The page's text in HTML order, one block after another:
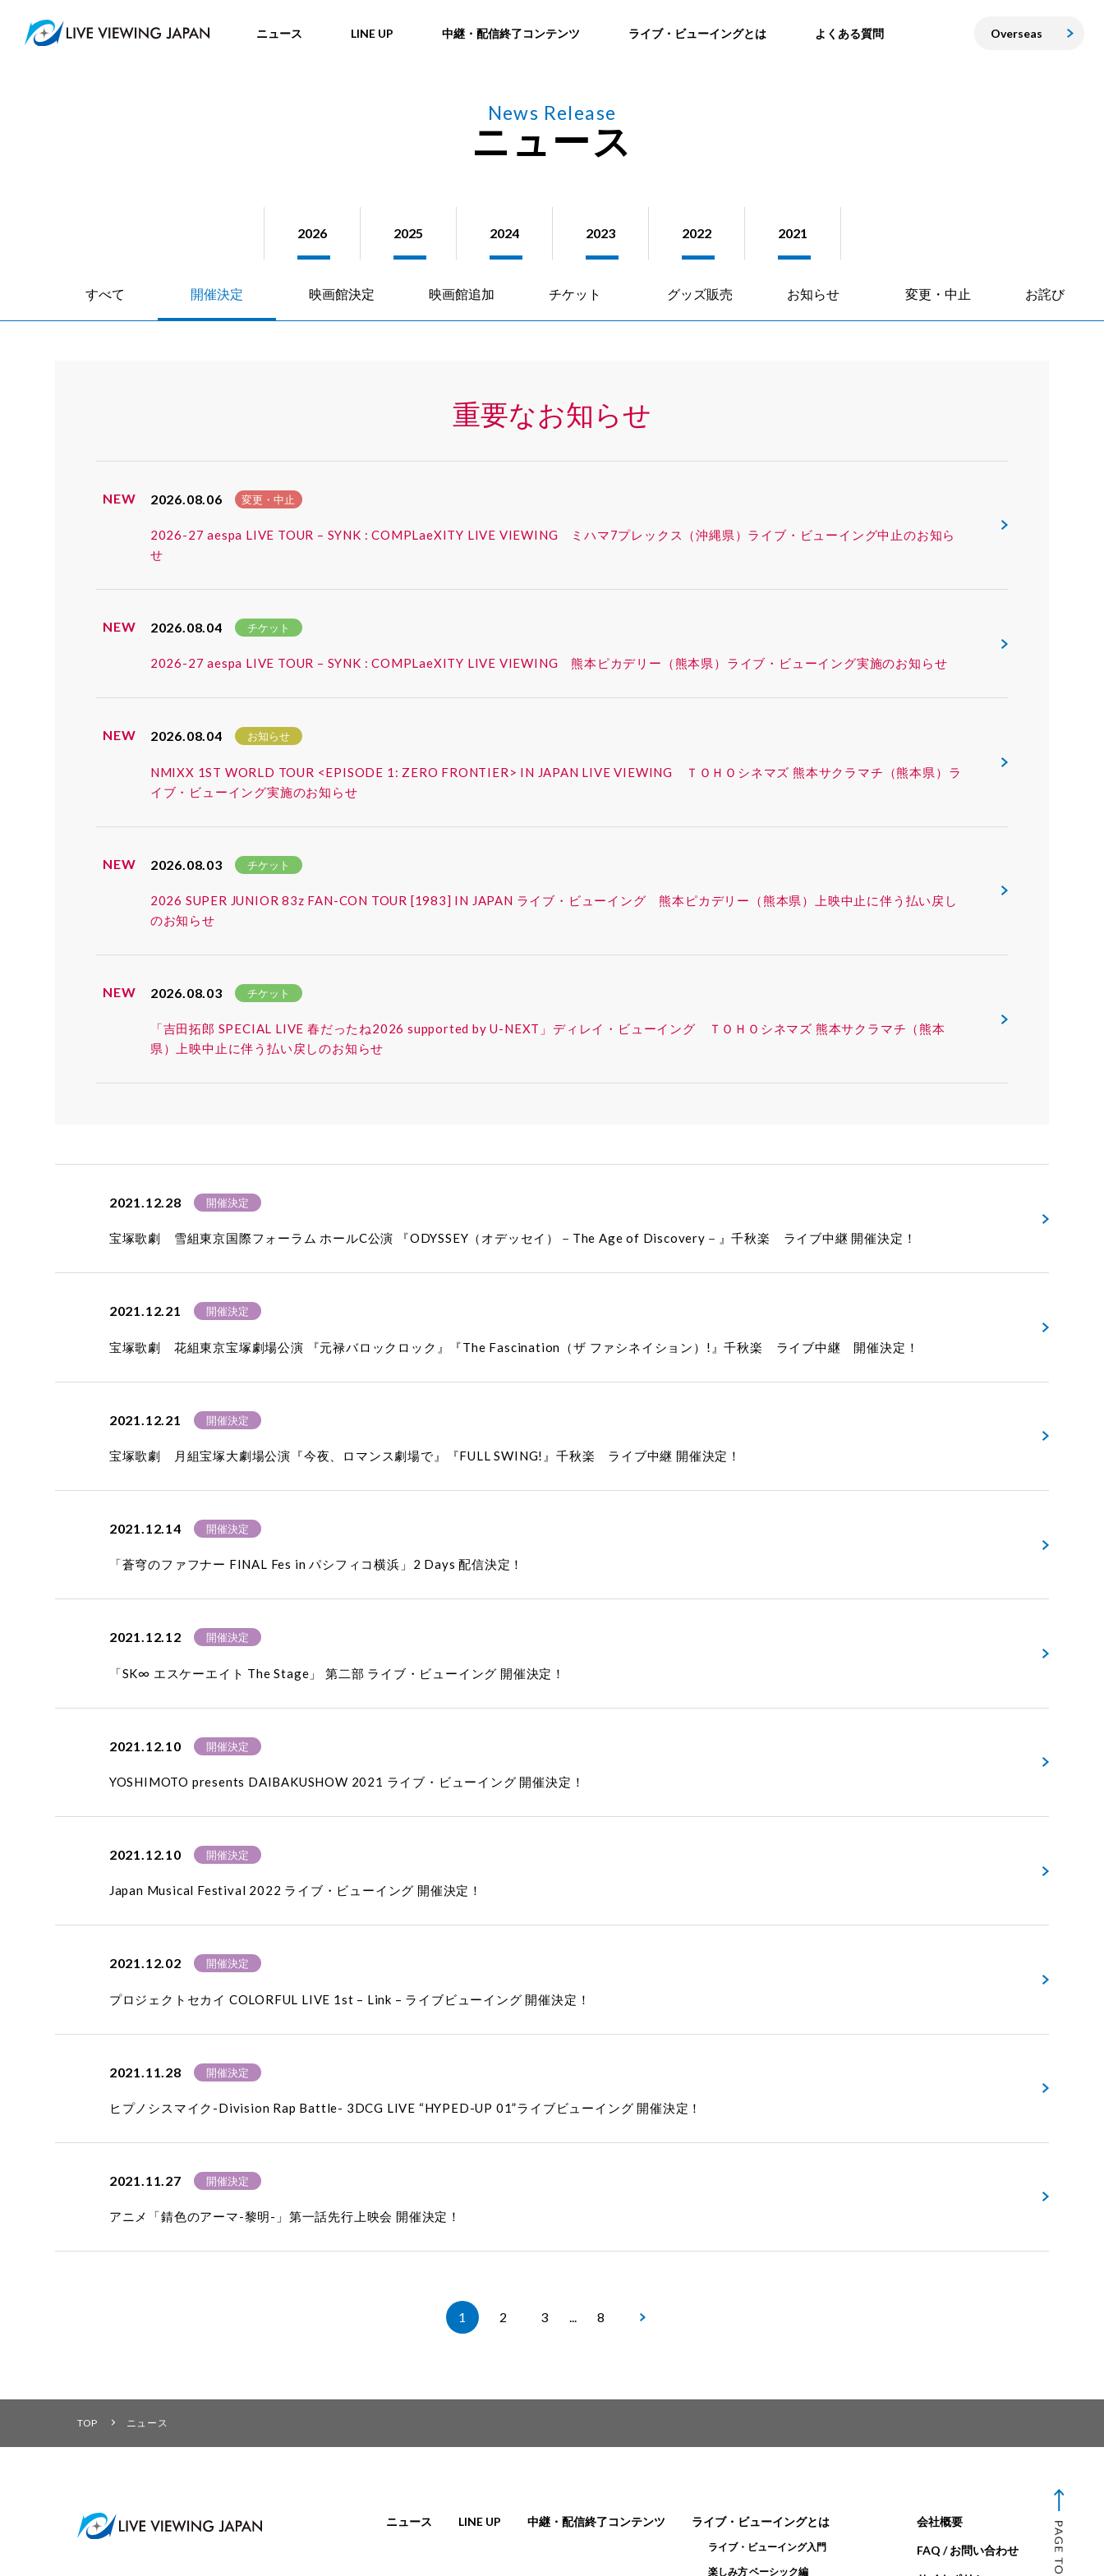
ニュース LINE UP 中継・配信終了コンテンツ ライブ・ビューイングとは よくある質問 Overseas
News Release
ニュース
2026 2025 2024 2023 2022 2021
すべて 開催決定 映画館決定 映画館追加 チケット グッズ販売 お知らせ 変更・中止 お詫び
重要なお知らせ
NEW 2026.08.06 変更・中止
2026-27 aespa LIVE TOUR – SYNK : COMPLaeXITY LIVE VIEWING ミハマ7プレックス（沖縄県）ライブ・ビューイング中止のお知ら
せ
NEW 2026.08.04 チケット
2026-27 aespa LIVE TOUR – SYNK : COMPLaeXITY LIVE VIEWING 熊本ピカデリー（熊本県）ライブ・ビューイング実施のお知らせ
NEW 2026.08.04 お知らせ
NMIXX 1ST WORLD TOUR <EPISODE 1: ZERO FRONTIER> IN JAPAN LIVE VIEWING ＴＯＨＯシネマズ 熊本サクラマチ（熊本県）ラ
イブ・ビューイング実施のお知らせ
NEW 2026.08.03 チケット
2026 SUPER JUNIOR 83z FAN-CON TOUR [1983] IN JAPAN ライブ・ビューイング 熊本ピカデリー（熊本県）上映中止に伴う払い戻し
のお知らせ
NEW 2026.08.03 チケット
「吉田拓郎 SPECIAL LIVE 春だったね2026 supported by U-NEXT」ディレイ・ビューイング ＴＯＨＯシネマズ 熊本サクラマチ（熊本
県）上映中止に伴う払い戻しのお知らせ
2021.12.28 開催決定
宝塚歌劇 雪組東京国際フォーラム ホールC公演 『ODYSSEY（オデッセイ）－The Age of Discovery－』千秋楽 ライブ中継 開催決定！
2021.12.21 開催決定
宝塚歌劇 花組東京宝塚劇場公演 『元禄バロックロック』『The Fascination（ザ ファシネイション）!』千秋楽 ライブ中継 開催決定！
2021.12.21 開催決定
宝塚歌劇 月組宝塚大劇場公演『今夜、ロマンス劇場で』『FULL SWING!』千秋楽 ライブ中継 開催決定！
2021.12.14 開催決定
「蒼穹のファフナー FINAL Fes in パシフィコ横浜」2 Days 配信決定！
2021.12.12 開催決定
「SK∞ エスケーエイト The Stage」 第二部 ライブ・ビューイング 開催決定！
2021.12.10 開催決定
YOSHIMOTO presents DAIBAKUSHOW 2021 ライブ・ビューイング 開催決定！
2021.12.10 開催決定
Japan Musical Festival 2022 ライブ・ビューイング 開催決定！
2021.12.02 開催決定
プロジェクトセカイ COLORFUL LIVE 1st – Link – ライブビューイング 開催決定！
2021.11.28 開催決定
ヒプノシスマイク-Division Rap Battle- 3DCG LIVE “HYPED-UP 01”ライブビューイング 開催決定！
2021.11.27 開催決定
アニメ「錆色のアーマ-黎明-」第一話先行上映会 開催決定！
1 2 3 ... 8
TOP ニュース
ニュース LINE UP 中継・配信終了コンテンツ ライブ・ビューイングとは
ライブ・ビューイング入門
楽しみ方 ベーシック編
会社概要
FAQ / お問い合わせ